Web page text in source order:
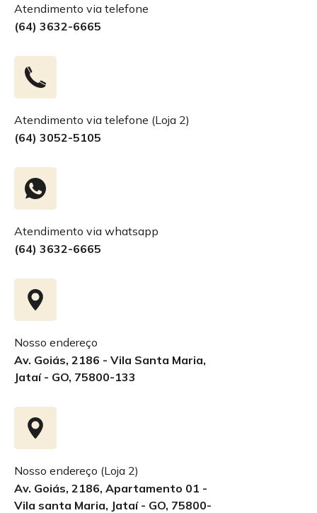
Atendimento via telefone
(64) 3632-6665
Atendimento via telefone (Loja 2)
(64) 3052-5105
Atendimento via whatsapp
(64) 3632-6665
Nosso endereço
Av. Goiás, 2186 - Vila Santa Maria,
Jataí - GO, 75800-133
Nosso endereço (Loja 2)
Av. Goiás, 2186, Apartamento 01 -
Vila santa Maria, Jataí - GO, 75800-